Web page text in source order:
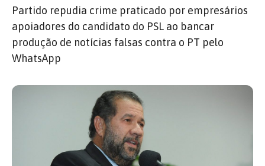
Partido repudia crime praticado por empresários
apoiadores do candidato do PSL ao bancar
produção de notícias falsas contra o PT pelo
WhatsApp